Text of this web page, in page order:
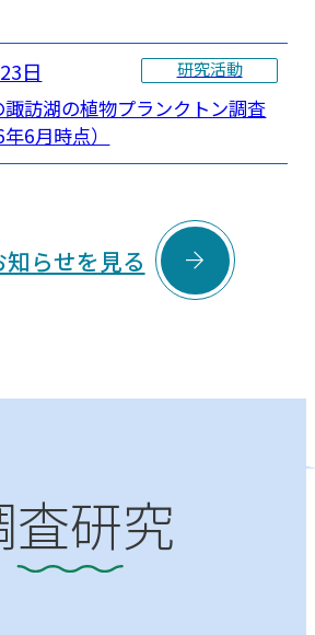
日 研究活動
訪湖の植物プランクトン調査
6月時点）
知らせを見る 
査研究